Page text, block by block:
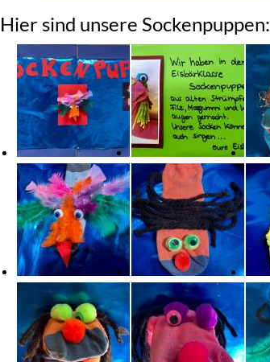
Hier sind unsere Sockenpuppen: